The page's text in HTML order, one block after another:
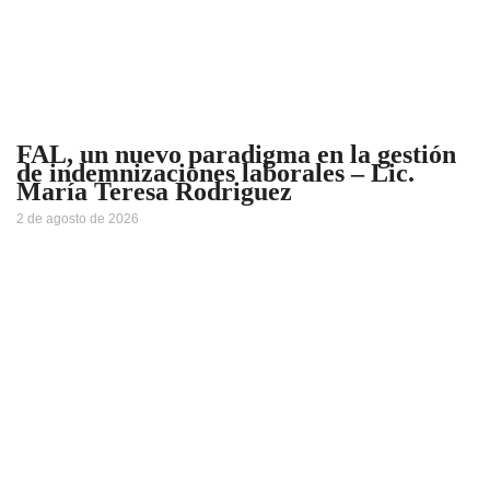
FAL, un nuevo paradigma en la gestión
de indemnizaciones laborales – Lic.
María Teresa Rodriguez
2 de agosto de 2026